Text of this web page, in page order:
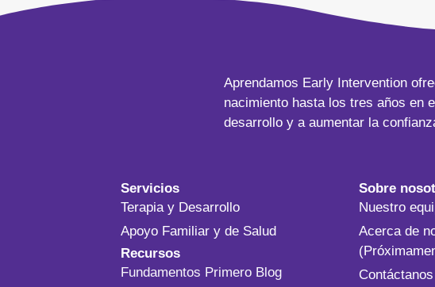
Aprendamos Early Intervention
nacimiento hasta los tres años en
desarrollo y a aumentar la
Servicios
Terapia y Desarrollo
Apoyo Familiar y de Salud
Recursos
Fundamentos Primero Blog
Sobre
Nuestro
Acerca de